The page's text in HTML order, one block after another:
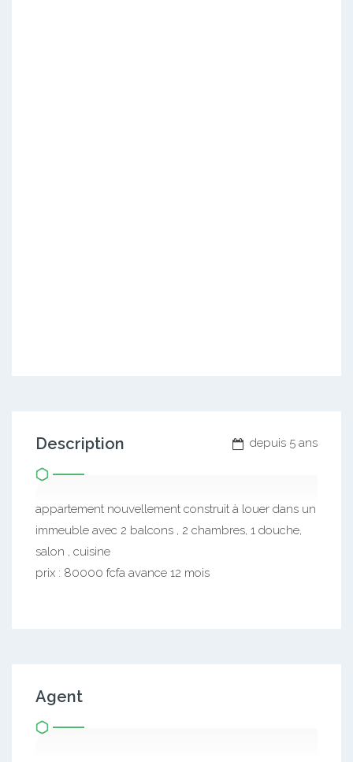
depuis 5 ans
Description
appartement nouvellement construit à louer dans un
immeuble avec 2 balcons , 2 chambres, 1 douche,
salon , cuisine
prix : 80000 fcfa avance 12 mois
Agent